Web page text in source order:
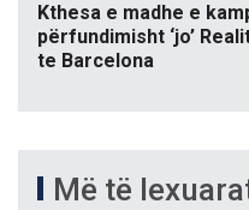
Kthesa e madhe e
përfundimisht ‘jo’
te Barcelona
Më të